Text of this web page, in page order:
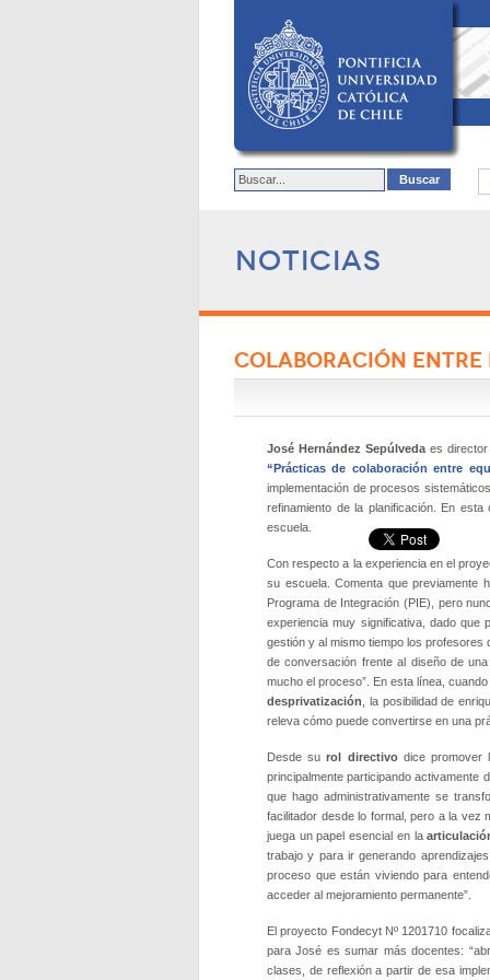
Noticias
COLABORACIÓN
José Hernández Sepúlveda es
“Prácticas de colaboración entre
implementación de procesos
refinamiento de la planificación. En
escuela.
Con respecto a la experiencia en el
su escuela. Comenta que previamente
Programa de Integración (PIE), pero
experiencia muy significativa, dado que
gestión y al mismo tiempo los profesores
de conversación frente al diseño de
mucho el proceso”. En esta línea,
desprivatización , la posibilidad de
releva cómo puede convertirse en una
Desde surol directivodice promover
principalmente participando activamente
que hago administrativamente se
facilitador desde lo formal, pero a la vez
juega un papel esencial en la
trabajo y para ir generando
proceso que están viviendo para
acceder al mejoramiento permanente”.
El proyecto Fondecyt Nº 1201710
para José es sumar más docentes:
clases, de reflexión a partir de esa